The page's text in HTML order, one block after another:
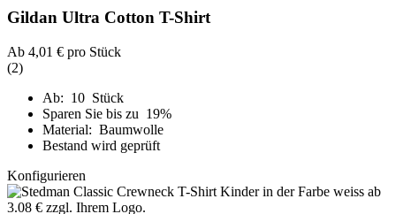
Gildan Ultra Cotton T-Shirt
Ab 4,01 € pro Stück
(2)
Ab: 10 Stück
Sparen Sie bis zu 19%
Material: Baumwolle
Bestand wird geprüft
Konfigurieren